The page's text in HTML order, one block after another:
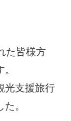
た皆様方
光支援旅行
。